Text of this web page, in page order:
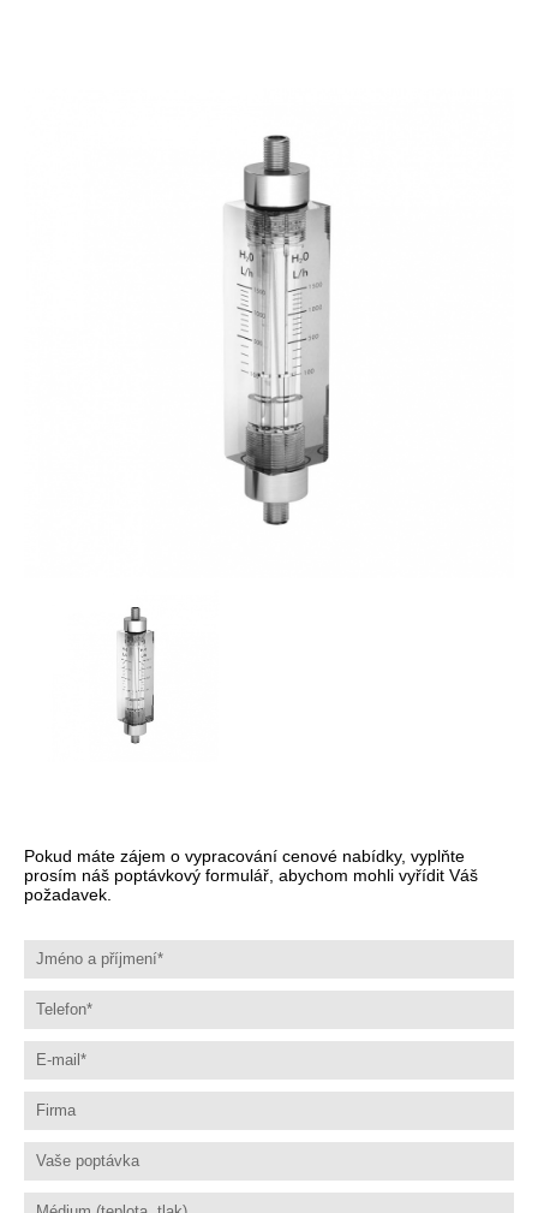
Pokud máte zájem o vypracování cenové nabídky, vyplňte
prosím náš poptávkový formulář, abychom mohli vyřídit Váš
požadavek.